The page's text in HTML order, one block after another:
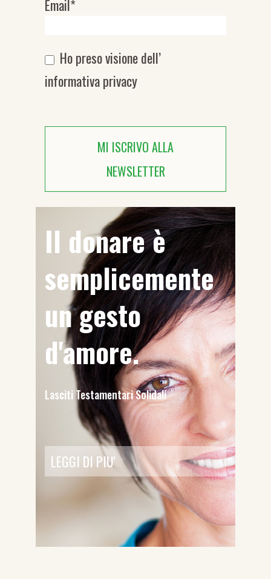
Email*
Ho preso visione dell’
informativa privacy
MI ISCRIVO ALLA
NEWSLETTER
Il donare è
semplicemente
un gesto
d'amore.
Lasciti Testamentari Solidali
LEGGI DI PIU'